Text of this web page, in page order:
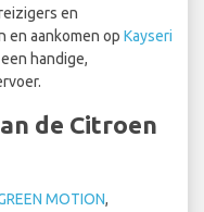
en
en aankomen op Kayseri
handige,
de Citroen
MOTION,